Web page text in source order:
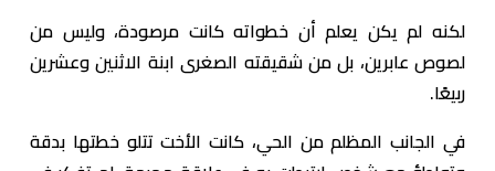
لكنه لم يكن يعلم أن خطواته كانت مرصودة، وليس من
لصوص عابرين، بل من شقيقته الصغرى ابنة الاثنين وعشرين
ربيعًا.
في الجانب المظلم من الحي، كانت الأخت تتلو خطتها بدقة